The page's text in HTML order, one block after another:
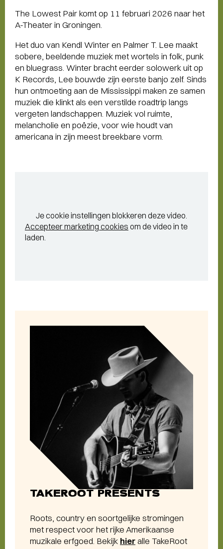
The Lowest Pair komt op 11 februari 2026 naar het
A-Theater in Groningen.
Het duo van Kendl Winter en Palmer T. Lee maakt
sobere, beeldende muziek met wortels in folk, punk
en bluegrass. Winter bracht eerder solowerk uit op
K Records, Lee bouwde zijn eerste banjo zelf. Sinds
hun ontmoeting aan de Mississippi maken ze samen
muziek die klinkt als een verstilde roadtrip langs
vergeten landschappen. Muziek vol ruimte,
melancholie en poëzie, voor wie houdt van
americana in zijn meest breekbare vorm.
Je cookie instellingen blokkeren deze video.
Accepteer marketing cookies om de video in te
laden.
TAKEROOT PRESENTS
Roots, country en soortgelijke stromingen
met respect voor het rijke Amerikaanse
muzikale erfgoed. Bekijk hieralle TakeRoot